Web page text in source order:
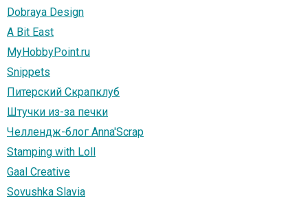
Dobraya Design
A Bit East
MyHobbyPoint.ru
Snippets
Питерский Скрапклуб
Штучки из-за печки
Челлендж-блог Anna'Scrap
Stamping with Loll
Gaal Creative
Sovushka Slavia